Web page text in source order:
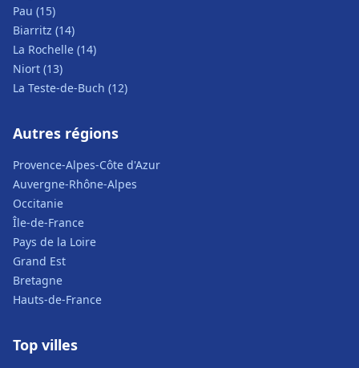
Pau (15)
Biarritz (14)
La Rochelle (14)
Niort (13)
La Teste-de-Buch (12)
Autres régions
Provence-Alpes-Côte d'Azur
Auvergne-Rhône-Alpes
Occitanie
Île-de-France
Pays de la Loire
Grand Est
Bretagne
Hauts-de-France
Top villes